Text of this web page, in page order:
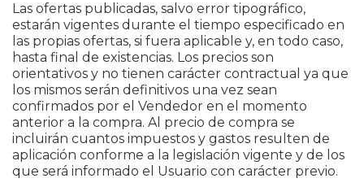
Las ofertas publicadas, salvo error tipográfico,
estarán vigentes durante el tiempo especificado en
las propias ofertas, si fuera aplicable y, en todo caso,
hasta final de existencias. Los precios son
orientativos y no tienen carácter contractual ya que
los mismos serán definitivos una vez sean
confirmados por el Vendedor en el momento
anterior a la compra. Al precio de compra se
incluirán cuantos impuestos y gastos resulten de
aplicación conforme a la legislación vigente y de los
que será informado el Usuario con carácter previo.